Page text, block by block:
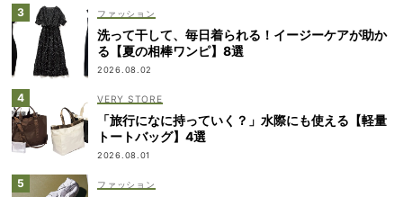
ファッション
洗って干して、毎日着られる！イージーケアが助か
る【夏の相棒ワンピ】8選
2026.08.02
VERY STORE
「旅行になに持っていく？」水際にも使える【軽量
トートバッグ】4選
2026.08.01
ファッション